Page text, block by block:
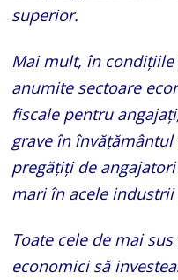
superior.
Mai mult, în
anumite sectoare
fiscale pentru
grave în
pregățiți de
mari în acele
Toate cele de mai
economici să